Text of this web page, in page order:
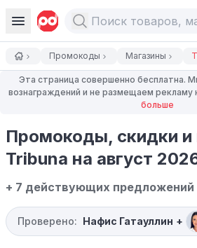
Промокоды Магазины
Эта страница совершенно бесплатна.
вознаграждений и не размещаем рекламу
больше
Промокоды, скидки и
Tribuna на август
+ 7 действующих предложений
Проверено: Нафис Гатауллин +